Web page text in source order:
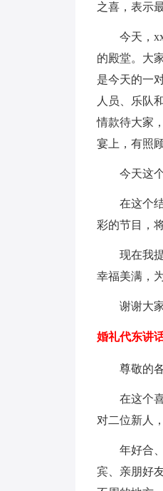
之喜，表示
今天，
的殿堂。大
是今天的一
人员、乐队
情款待大家
宴上，有照
今天这
在这个
彩的节目，
现在我
幸福美满，
谢谢大
婚礼代东讲
尊敬的
在这个
对二位新人
年好合
宾、亲朋好